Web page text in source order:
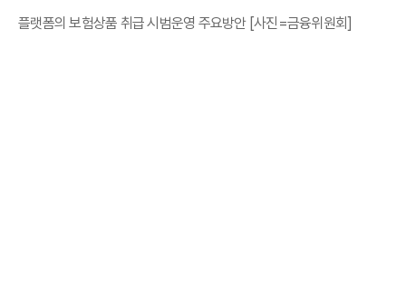
플랫폼의 보험상품 취급 시범운영 주요방안 [사진=금융위원회]